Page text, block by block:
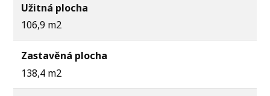
Užitná plocha
106,9 m2
Zastavěná plocha
138,4 m2